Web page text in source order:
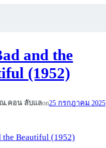
and the
(1952)
ณ.คอน ลับแลon25 กรกฎาคม 2025